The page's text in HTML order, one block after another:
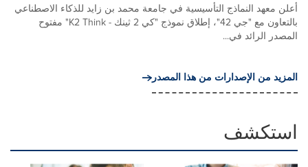
أعلن معهد النماذج التأسيسية في جامعة محمد بن زايد للذكاء الاصطناعي
بالتعاون مع "جي 42"، إطلاق نموذج "كي 2 ثينك - K2 Think" مفتوح
المصدر الرائد في...
المزيد من الإصدارات من هذا المصدر
استكشف